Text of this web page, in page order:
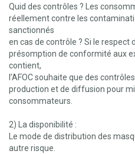
Quid des contrôles ? Les
réellement contre les
sanctionnés
en cas de contrôle ? Si le
présomption de conformité aux
contient,
l’AFOC souhaite que des
production et de diffusion pour
consommateurs.
2) La disponibilité :
Le mode de distribution des
autre risque.